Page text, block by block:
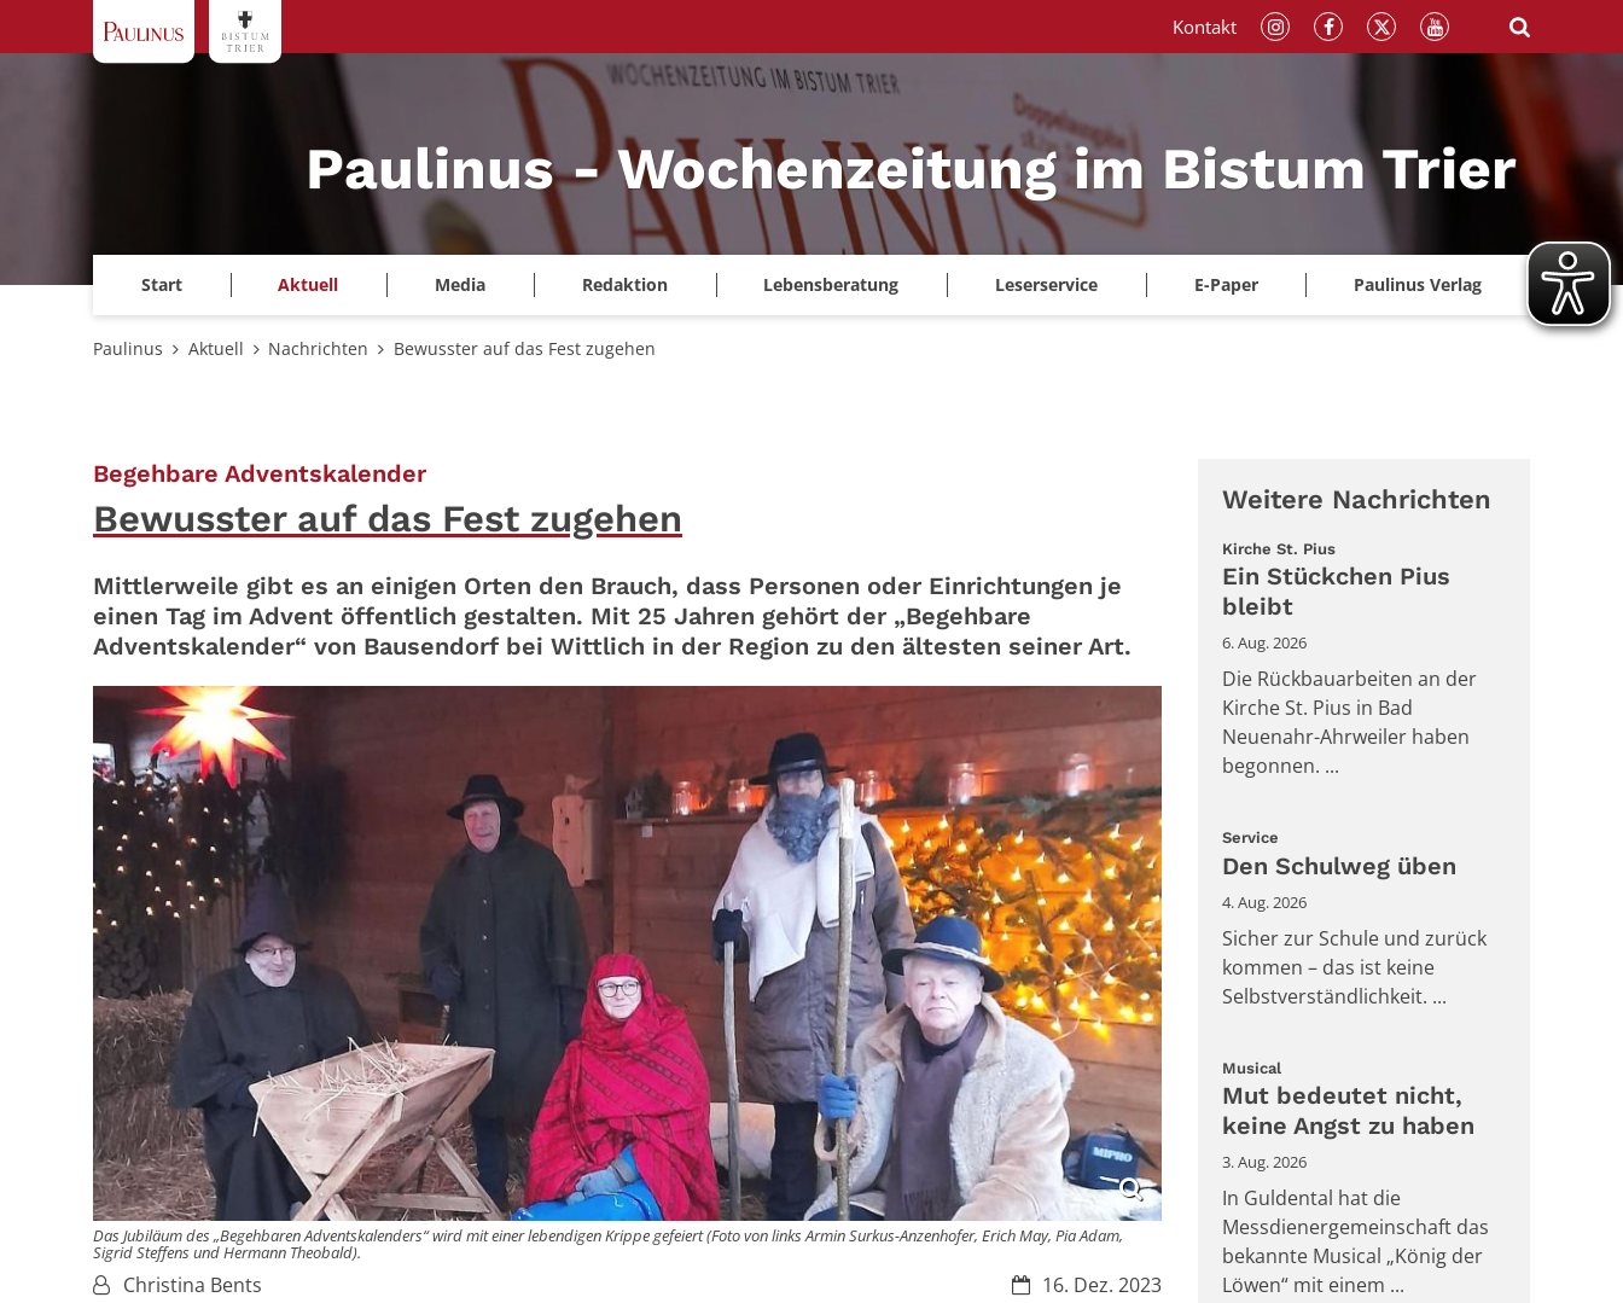
Paulinus - Wochenzeitung im Bistum Trier
Start Aktuell Media Redaktion Lebensberatung Leserservice E-Paper Paulinus Verlag
Kontakt
Paulinus Aktuell Nachrichten Bewusster auf das Fest zugehen
Begehbare Adventskalender:
Bewusster auf das Fest zugehen
Mittlerweile gibt es an einigen Orten den Brauch, dass Personen oder Einrichtungen je
einen Tag im Advent öffentlich gestalten. Mit 25 Jahren gehört der „Begehbare
Adventskalender“ von Bausendorf bei Wittlich in der Region zu den ältesten seiner Art.
Das Jubiläum des „Begehbaren Adventskalenders“ wird mit einer lebendigen Krippe gefeiert (Foto von links Armin Surkus-Anzenhofer, Erich May, Pia Adam,
Sigrid Steffens und Hermann Theobald).
Datum:16. Dez. 2023
Von:Christina Bents
Weitere Nachrichten
Kirche St. Pius:
Ein Stückchen Pius
bleibt
6. Aug. 2026
Die Rückbauarbeiten an der
Kirche St. Pius in Bad
Neuenahr-Ahrweiler haben
begonnen. ...
Service
Den Schulweg üben
4. Aug. 2026
Sicher zur Schule und zurück
kommen – das ist keine
Selbstverständlichkeit. ...
Musical
Mut bedeutet nicht,
keine Angst zu haben
3. Aug. 2026
In Guldental hat die
Messdienergemeinschaft das
bekannte Musical „König der
Löwen“ mit einem ...